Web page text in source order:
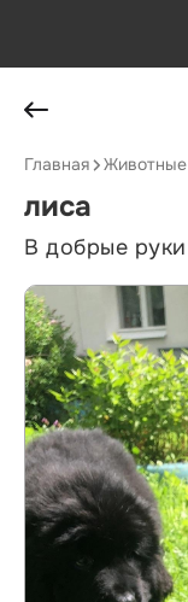
Главная Животные
лиса
В добрые руки